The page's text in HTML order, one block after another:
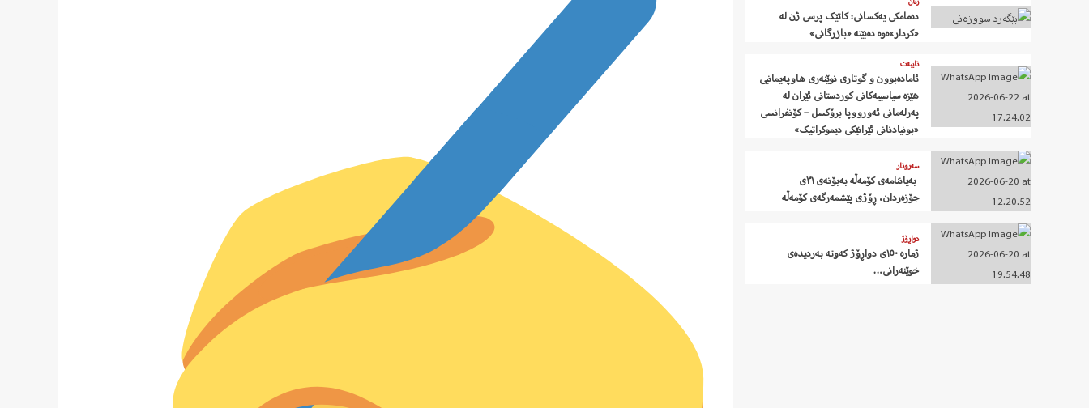
دەمامکی یەکسانی: کاتێک پرسی ژن لە
«کردار»ەوە دەبێتە «بازرگانی»
تایبەت
ئامادەبوون و گوتاری نوێنەری هاوپەیمانیی
هێزە سیاسییەکانی کوردستانی ئێران لە
پەرلەمانی ئەورووپا برۆکسل – کۆنفرانسی
«بونیادنانی ئێرانێکی دیموکراتیک»
سەروتار
‍ بەیاننامەی کۆمەڵە بەبۆنەی ٣١ی
جۆزەردان، ڕۆژی پێشمەرگەی کۆمەڵە
دواڕۆژ
ژمارە ١٥٠ی دواڕۆژ کەوتە بەردیدەی
خوێنەرانی…